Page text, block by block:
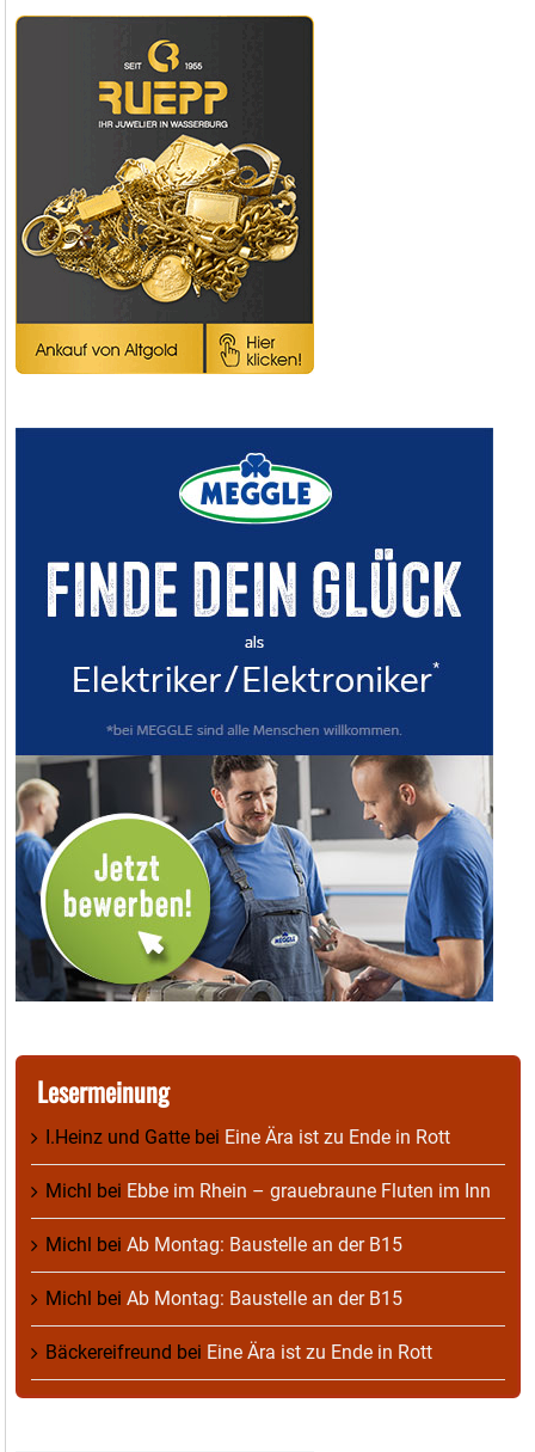
Lesermeinung
I.Heinz und Gatte bei Eine Ära ist zu Ende in Rott
Michl bei Ebbe im Rhein – grauebraune Fluten im Inn
Michl bei Ab Montag: Baustelle an der B15
Michl bei Ab Montag: Baustelle an der B15
Bäckereifreund bei Eine Ära ist zu Ende in Rott